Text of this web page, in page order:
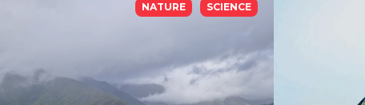
NATURE SCIENCE